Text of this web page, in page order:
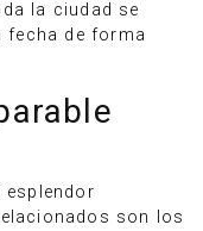
la ciudad se
fecha de forma
son los